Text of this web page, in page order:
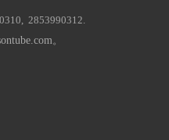
楼已经投入使用
2853990312.
。